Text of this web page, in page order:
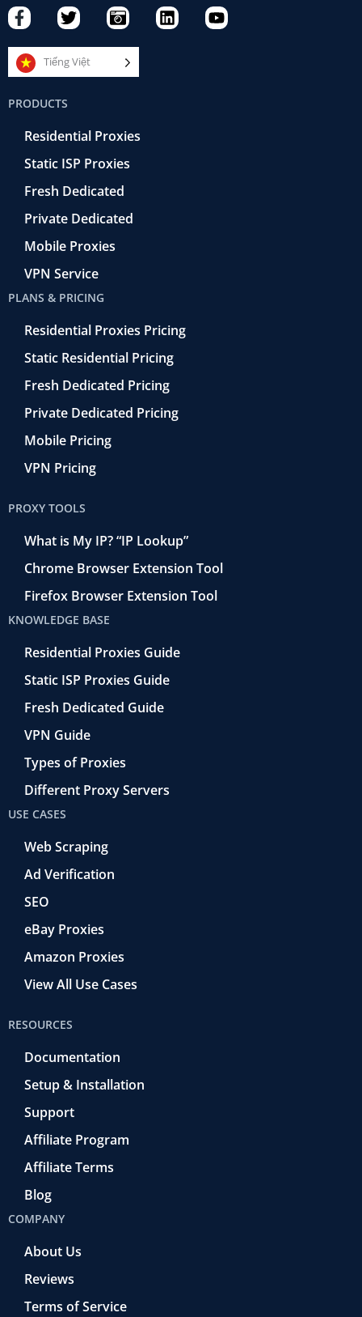
F
a
c
e
b
o
o
k
T
w
i
t
t
C
a
m
e
r
e
t
r
o
L
i
Y
o
Tiếng Việt
PRODUCTS
Residential Proxies
Static ISP Proxies
Fresh Dedicated
Private Dedicated
Mobile Proxies
VPN Service
PLANS & PRICING
Residential Proxies Pricing
Static Residential Pricing
Fresh Dedicated Pricing
Private Dedicated Pricing
Mobile Pricing
VPN Pricing
PROXY TOOLS
What is My IP? “IP Lookup”
Chrome Browser Extension Tool
Firefox Browser Extension Tool
KNOWLEDGE BASE
Residential Proxies Guide
Static ISP Proxies Guide
Fresh Dedicated Guide
VPN Guide
Types of Proxies
Different Proxy Servers
USE CASES
Web Scraping
Ad Verification
SEO
eBay Proxies
Amazon Proxies
View All Use Cases
RESOURCES
Documentation
Setup & Installation
Support
Affiliate Program
Affiliate Terms
Blog
COMPANY
About Us
Reviews
Terms of Service